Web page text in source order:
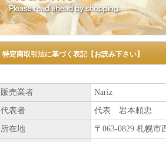
特定商取引法に基づく表記【お読み下さい】
販売業者 Nariz
代表者 代表 岩本頼忠
所在地 〒063-0829 札幌市